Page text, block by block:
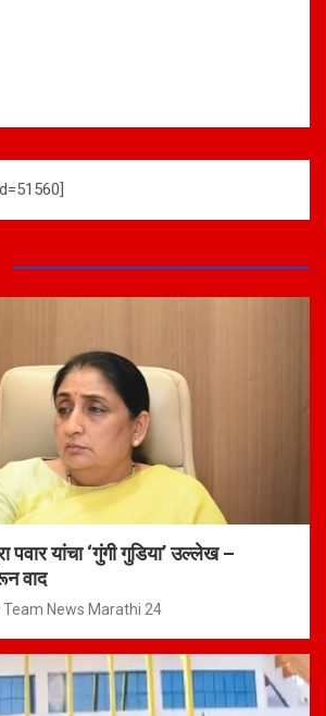
यांचा ‘गुंगी गुडिया’ उल्लेख –
वाद
Team News Marathi 24